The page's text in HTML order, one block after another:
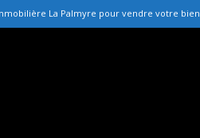
La Palmyre pour vendre votre bien